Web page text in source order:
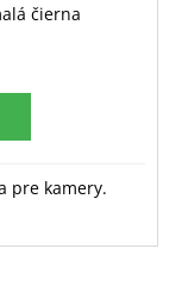
čierna
pre kamery.